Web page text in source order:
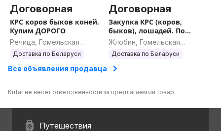
Договорная
КРС коров быков коней.
Купим ДОРОГО
Речица, Гомельская
область
Доставка по Беларуси
Договорная
Закупка КРС (коров,
быков), лошадей. По
всей РБ
Жлобин, Гомельская
область
Доставка по Беларуси
Все объявления продавца
Kufar не несет ответственности за предлагаемый товар.
Путешествия